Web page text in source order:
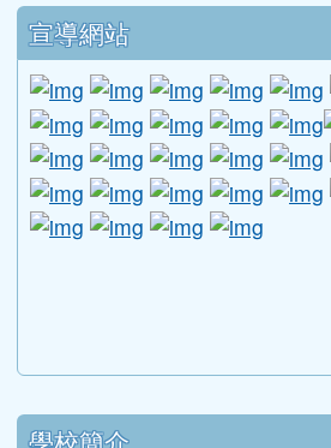
«第一頁
‹上一頁
277
278 279
下中區域內容
宣導網站
link to http://link to http://link to http://
link to
link to http://link to http://
link to
link to https://eliteracy.edu.tw/
link to https://
link to https://care.tyc.edu.tw/
link to https://